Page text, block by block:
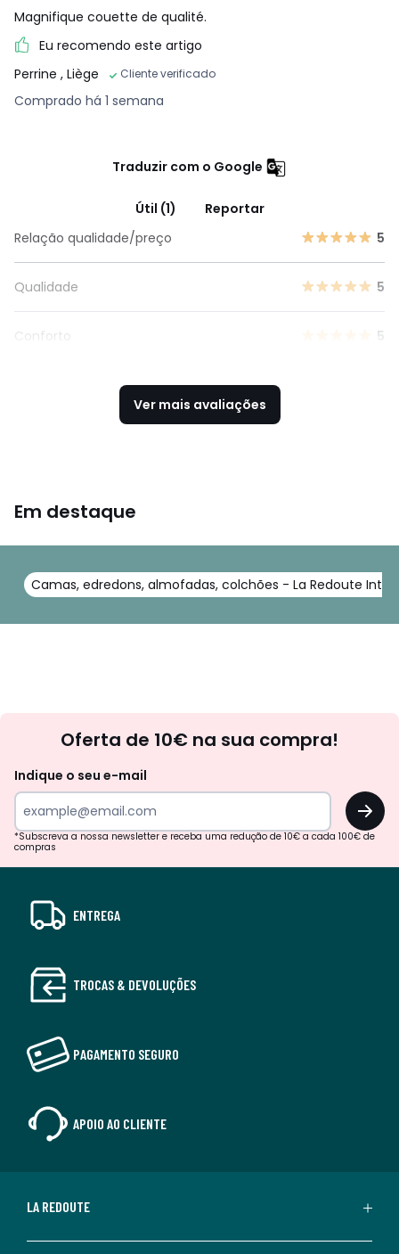
Magnifique couette de qualité.
Eu recomendo este artigo
Perrine , Liège Cliente verificado
Comprado há 1 semana
Traduzir com o Google
Útil (1)
Reportar
Relação qualidade/preço
5
Qualidade 5
Conforto 5
Ver mais avaliações
Em destaque
Camas, edredons, almofadas, colchões - La Redoute
Oferta de 10€ na sua compra!
Indique o seu e-mail
OK
*Subscreva a nossa newsletter e receba uma redução de 10€ a cada 100€ de
compras
ENTREGA
TROCAS & DEVOLUÇÕES
PAGAMENTO SEGURO
APOIO AO CLIENTE
LA REDOUTE